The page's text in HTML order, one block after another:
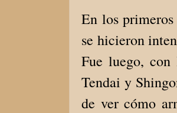
En los
se hicieron
Fue luego,
Tendai y
de ver cómo